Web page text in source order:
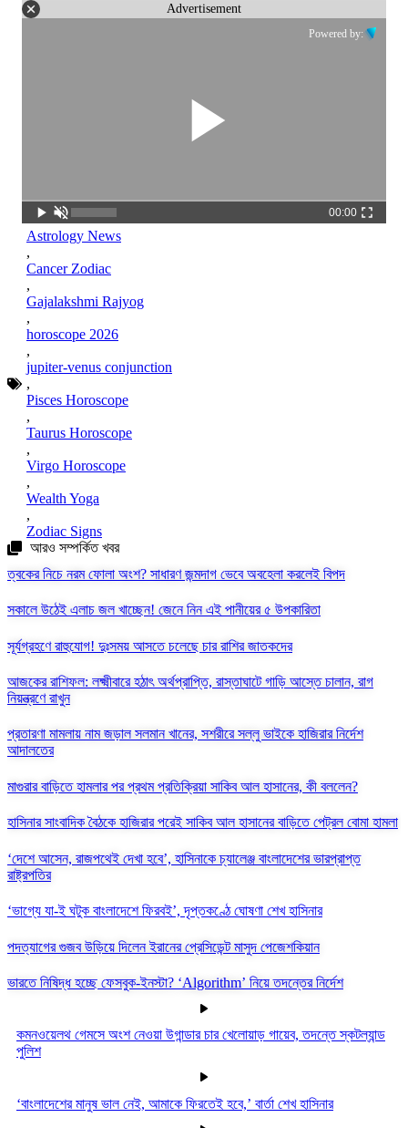
Advertisement
Powered by:
00:00
Astrology News
,
Cancer Zodiac
,
Gajalakshmi Rajyog
,
horoscope 2026
,
jupiter-venus conjunction
,
Pisces Horoscope
,
Taurus Horoscope
,
Virgo Horoscope
,
Wealth Yoga
,
Zodiac Signs
আরও সম্পর্কিত খবর
ত্বকের নিচে নরম ফোলা অংশ? সাধারণ জন্মদাগ ভেবে অবহেলা করলেই বিপদ
সকালে উঠেই এলাচ জল খাচ্ছেন! জেনে নিন এই পানীয়ের ৫ উপকারিতা
সূর্যগ্রহণে রাহুযোগ! দুঃসময় আসতে চলেছে চার রাশির জাতকদের
আজকের রাশিফল: লক্ষ্মীবারে হঠাৎ অর্থপ্রাপ্তি, রাস্তাঘাটে গাড়ি আস্তে চালান, রাগ
নিয়ন্ত্রণে রাখুন
প্রতারণা মামলায় নাম জড়াল সলমান খানের, সশরীরে সল্লু ভাইকে হাজিরার নির্দেশ
আদালতের
মাগুরার বাড়িতে হামলার পর প্রথম প্রতিক্রিয়া সাকিব আল হাসানের, কী বললেন?
হাসিনার সাংবাদিক বৈঠকে হাজিরার পরেই সাকিব আল হাসানের বাড়িতে পেট্রল বোমা হামলা
‘দেশে আসেন, রাজপথেই দেখা হবে’, হাসিনাকে চ্যালেঞ্জ বাংলাদেশের ভারপ্রাপ্ত
রাষ্ট্রপতির
‘ভাগ্যে যা-ই ঘটুক বাংলাদেশে ফিরবই’, দৃপ্তকণ্ঠে ঘোষণা শেখ হাসিনার
পদত্যাগের গুজব উড়িয়ে দিলেন ইরানের প্রেসিডেন্ট মাসুদ পেজেশকিয়ান
ভারতে নিষিদ্ধ হচ্ছে ফেসবুক-ইনস্টা? ‘Algorithm’ নিয়ে তদন্তের নির্দেশ
কমনওয়েলথ গেমসে অংশ নেওয়া উগান্ডার চার খেলোয়াড় গায়েব, তদন্তে স্কটল্যান্ড
পুলিশ
‘বাংলাদেশের মানুষ ভাল নেই, আমাকে ফিরতেই হবে,’ বার্তা শেখ হাসিনার